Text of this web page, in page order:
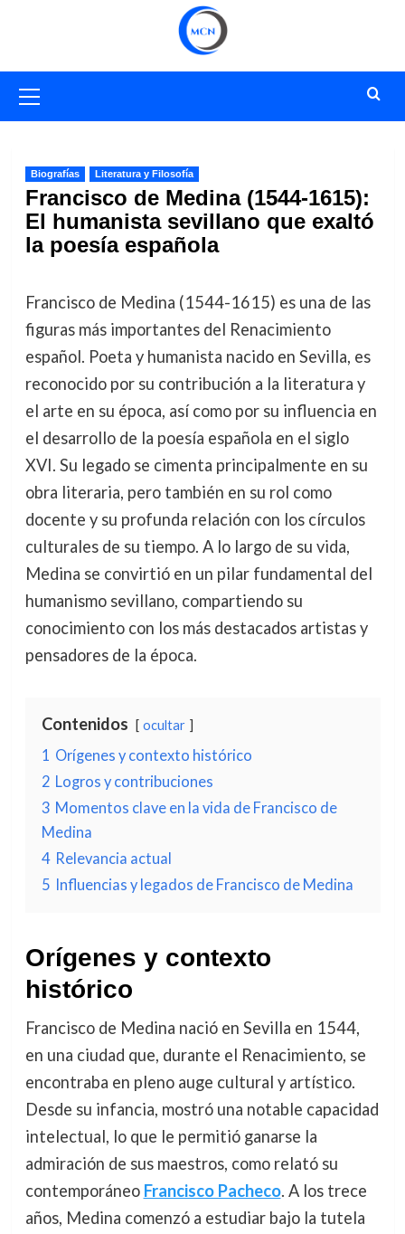
primario
Biografías Literatura y Filosofía
Francisco de Medina (1544-1615):
El humanista sevillano que exaltó
la poesía española
Francisco de Medina (1544-1615) es una de las
figuras más importantes del Renacimiento
español. Poeta y humanista nacido en Sevilla, es
reconocido por su contribución a la literatura y
el arte en su época, así como por su influencia en
el desarrollo de la poesía española en el siglo
XVI. Su legado se cimenta principalmente en su
obra literaria, pero también en su rol como
docente y su profunda relación con los círculos
culturales de su tiempo. A lo largo de su vida,
Medina se convirtió en un pilar fundamental del
humanismo sevillano, compartiendo su
conocimiento con los más destacados artistas y
pensadores de la época.
Contenidos ocultar
1 Orígenes y contexto histórico
2 Logros y contribuciones
3 Momentos clave en la vida de Francisco de
Medina
4 Relevancia actual
5 Influencias y legados de Francisco de Medina
Orígenes y contexto
histórico
Francisco de Medina nació en Sevilla en 1544,
en una ciudad que, durante el Renacimiento, se
encontraba en pleno auge cultural y artístico.
Desde su infancia, mostró una notable capacidad
intelectual, lo que le permitió ganarse la
admiración de sus maestros, como relató su
contemporáneo Francisco Pacheco. A los trece
años, Medina comenzó a estudiar bajo la tutela